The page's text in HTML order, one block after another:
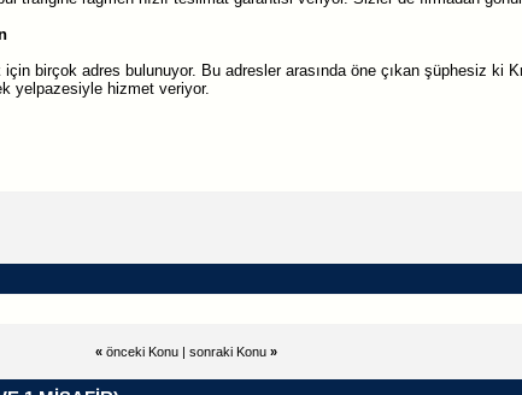
için birçok adres bulunuyor. Bu adresler arasında öne çıkan şüphesiz ki
yelpazesiyle hizmet veriyor.
« önceki Konu |sonraki Konu »